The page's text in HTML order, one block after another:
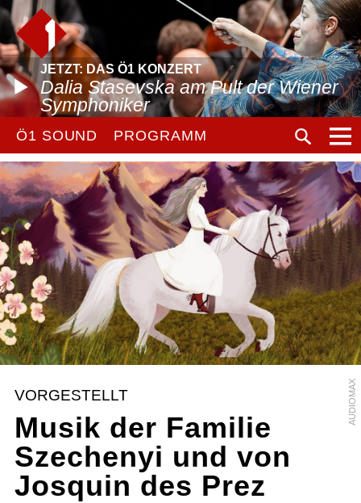
JETZT: DAS Ö1 KONZERT
Dalia Stasevska am Pult der Wiener
Symphoniker
Ö1 SOUND PROGRAMM
AUDIOMAX
VORGESTELLT
Musik der Familie
Szechenyi und von
Josquin des Prez